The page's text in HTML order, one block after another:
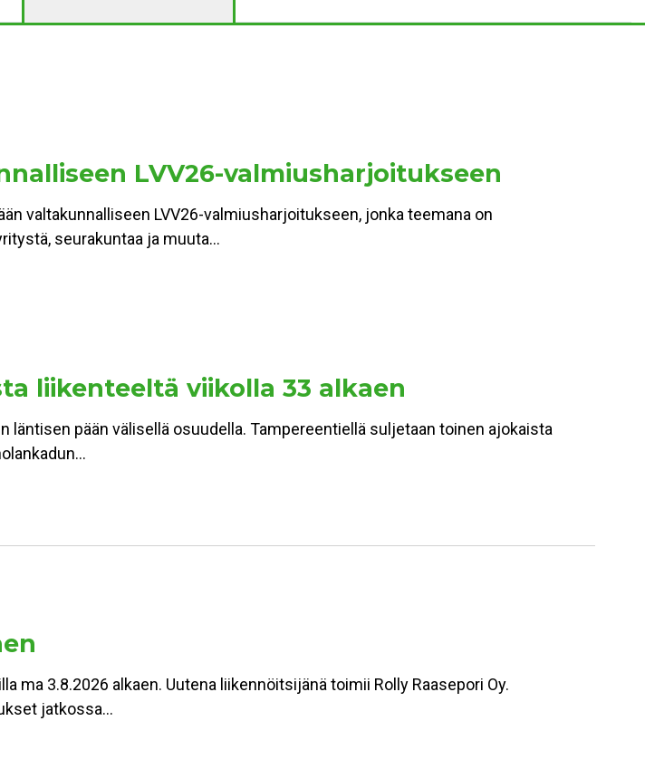
LVV26-valmiusharjoitukseen
valtakunnalliseen LVV26-valmiusharjoitukseen, jonka teemana on
seurakuntaa ja muuta…
liikenteeltä viikolla 33 alkaen
pään välisellä osuudella. Tampereentiellä suljetaan toinen ajokaista
ma 3.8.2026 alkaen. Uutena liikennöitsijänä toimii Rolly Raasepori Oy.
jatkossa…